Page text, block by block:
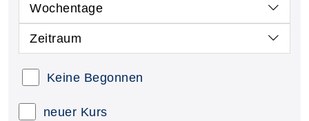
Wochentage
Zeitraum
Keine Begonnen
neuer Kurs